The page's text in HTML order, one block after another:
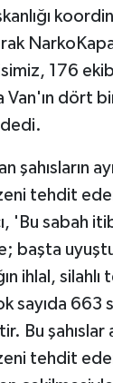
176
dört
dedi.
şahısların
tehdit
'Bu sabah
başta
ihlal,
sayıda
Bu şahıslar
tehdit